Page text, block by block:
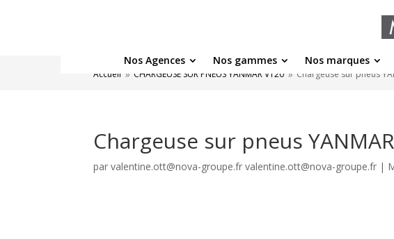
Nos Agences Nos gammes Nos marques
Accueil 9 CHARGEUSE SUR PNEUS YANMAR V120 9 Chargeuse sur pneus
Chargeuse sur pneus
parvalentine.ott@nova-groupe.fr valentine.ott@nova-groupe.fr |